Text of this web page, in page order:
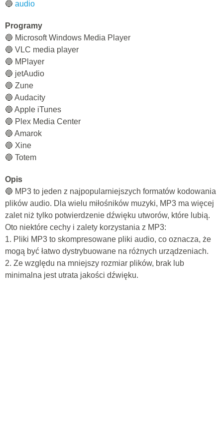
🔵 audio
Programy
🔵 Microsoft Windows Media Player
🔵 VLC media player
🔵 MPlayer
🔵 jetAudio
🔵 Zune
🔵 Audacity
🔵 Apple iTunes
🔵 Plex Media Center
🔵 Amarok
🔵 Xine
🔵 Totem
Opis
🔵 MP3 to jeden z najpopularniejszych formatów kodowania
plików audio. Dla wielu miłośników muzyki, MP3 ma więcej
zalet niż tylko potwierdzenie dźwięku utworów, które lubią.
Oto niektóre cechy i zalety korzystania z MP3:
1. Pliki MP3 to skompresowane pliki audio, co oznacza, że ​​
mogą być łatwo dystrybuowane na różnych urządzeniach.
2. Ze względu na mniejszy rozmiar plików, brak lub
minimalna jest utrata jakości dźwięku.